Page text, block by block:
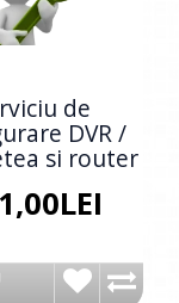
de
DVR /
si router